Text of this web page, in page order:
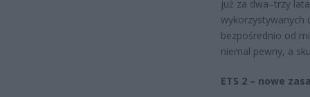
już za dwa–trzy
wykorzystywanych
bezpośrednio od
niemal pewny, a
ETS 2 – nowe